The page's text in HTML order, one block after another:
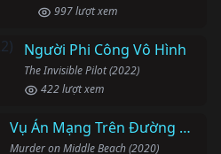
997 lượt xem
Người Phi Công Vô Hình
The Invisible Pilot (2022)
422 lượt xem
Vụ Án Mạng Trên Đường Middle Beach
Murder on Middle Beach (2020)